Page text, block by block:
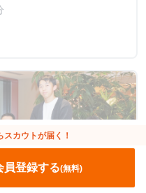
後楽森ビル19F）
カウトが届く！
員登録する(無料)